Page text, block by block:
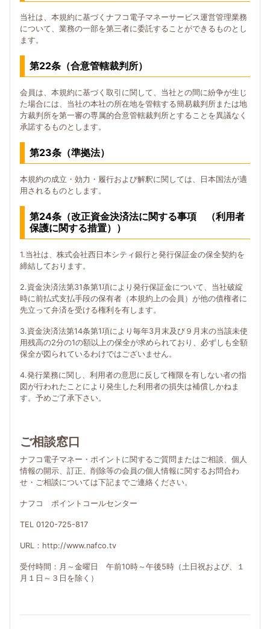
当社は、本規約に基づくナフコ電子マネーサービス運営管理業務
について、業務の一部を第三者に委託することができるものとし
ます。
第22条（合意管轄裁判所）
会員は、本規約に基づく取引に関して、当社との間に紛争が生じ
た場合には、当社の本社の所在地を管轄する簡易裁判所または地
方裁判所を第一審の専属的合意管轄裁判所とすることを異議なく
承諾するものとします。
第23条（準拠法）
本規約の成立・効力・履行および解釈に関しては、日本国法が適
用されるものとします。
第24条（改正資金決済法に関する事項 （利用者
保護に関する措置））
1.当社は、株式会社西日本シティ銀行と発行保証金の保全契約を
締結しております。
2.資金決済法第31条第1項により発行保証金について、当社破綻
時に前払式支払手段の保有者（本規約上の会員）が他の債権者に
先立って弁済を受ける権利を有します。
3.資金決済法第14条第1項により毎年3月末及び９月末の当該未使
用残高の2分の1の額以上の保全が求められており、必ずしも全額
保全が図られているわけではございません。
4.発行業務に関し、利用者の意思に反して権限を有しない者の指
図が行われたことにより発生した利用者の損失は補償しかねま
す。予めご了承下さい。
ご相談窓口
ナフコ電子マネー・ポイントに関するご質問またはご相談、個人
情報の開示、訂正、削除等の会員の個人情報に関するお問合わ
せ・ご相談については下記までご連絡ください。
ナフコ ポイントコールセンター
TEL 0120-725-817
URL：http://www.nafco.tv
受付時間：月～金曜日 午前10時～午後5時（土日祝および、１
月１日～３日を除く）